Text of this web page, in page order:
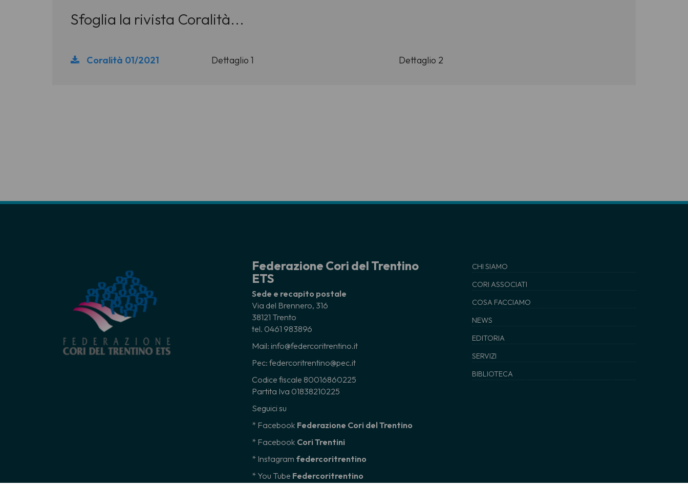
Sfoglia la rivista Coralità...
Coralità 01/2021 Dettaglio 1 Dettaglio 2
Federazione Cori del Trentino
ETS
Sede e recapito postale
Via del Brennero, 316
38121 Trento
tel. 0461 983896
Mail: info@federcoritrentino.it
Pec: federcoritrentino@pec.it
Codice fiscale 80016860225
Partita Iva 01838210225
Seguici su
* Facebook Federazione Cori del Trentino
* Facebook Cori Trentini
* Instagram federcoritrentino
* You Tube Federcoritrentino
CHI SIAMO
CORI ASSOCIATI
COSA FACCIAMO
NEWS
EDITORIA
SERVIZI
BIBLIOTECA